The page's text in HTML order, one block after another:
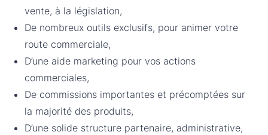
vente, à la législation,
De nombreux outils exclusifs, pour animer votre
route commerciale,
D’une aide marketing pour vos actions
commerciales,
De commissions importantes et précomptées sur
la majorité des produits,
D’une solide structure partenaire, administrative,